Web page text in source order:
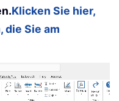
Klicken Sie hier,
die Sie am